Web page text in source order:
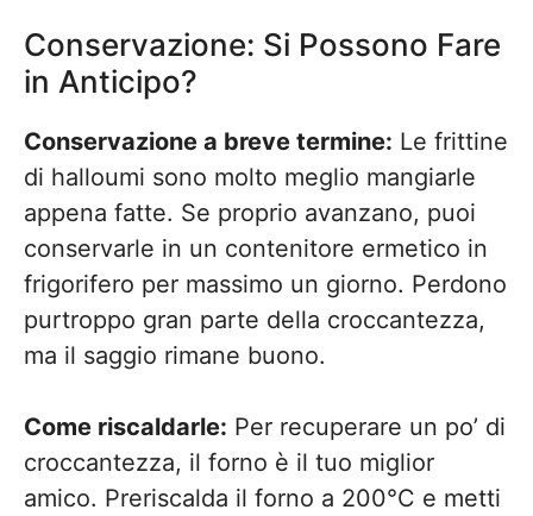
Conservazione: Si Possono Fare
in Anticipo?
Conservazione a breve termine: Le frittine
di halloumi sono molto meglio mangiarle
appena fatte. Se proprio avanzano, puoi
conservarle in un contenitore ermetico in
frigorifero per massimo un giorno. Perdono
purtroppo gran parte della croccantezza,
ma il saggio rimane buono.
Come riscaldarle: Per recuperare un po’ di
croccantezza, il forno è il tuo miglior
amico. Preriscalda il forno a 200°C e metti